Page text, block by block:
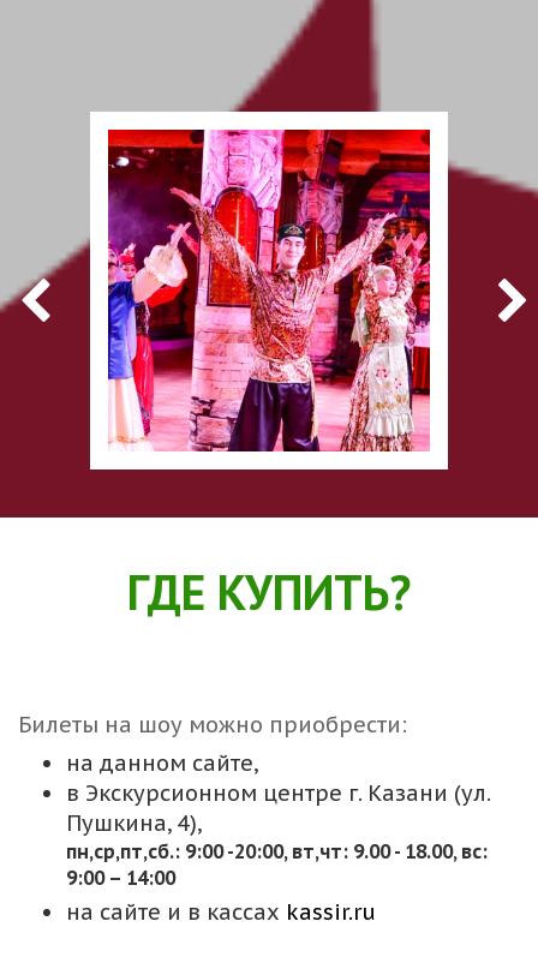
ГДЕ КУПИТЬ?
Билеты на шоу можно приобрести:
на данном сайте,
в Экскурсионном центре г. Казани (ул.
Пушкина, 4),
пн,cр,пт,сб.: 9:00 -20:00, вт,чт: 9.00 - 18.00, вс:
9:00 – 14:00
на сайте и в кассах kassir.ru